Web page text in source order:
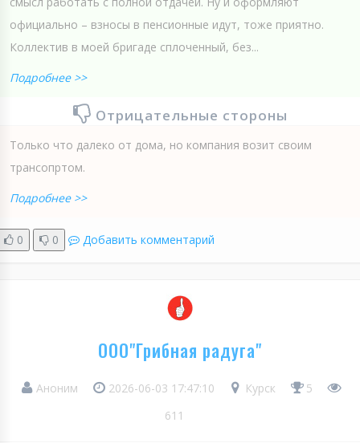
официально – взносы в пенсионные идут, тоже приятно.
Коллектив в моей бригаде сплоченный, без...
Подробнее >>
Отрицательные стороны
Только что далеко от дома, но компания возит своим
трансопртом.
Подробнее >>
0 0 Добавить комментарий
ООО"Грибная радуга"
Аноним 2026-06-03 17:47:10 Курск
5
611